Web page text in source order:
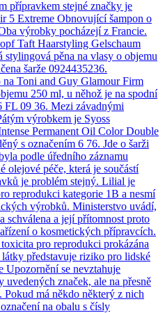
přípravkem stejné značky je
5 Extreme Obnovující šampon o
výrobky pocházejí z Francie.
Taft Haarstyling Gelschaum
pěna na vlasy o objemu
šarže 0924435236.
Toni and Guy Glamour Firm
250 ml, u něhož je na spodní
FL 09 36. Mezi závadnými
výrobkem je Syoss
Permanent Oil Color Double
s označením 6 76. Jde o šarži
podle úředního záznamu
olejové péče, která je součástí
je problém stejný. Lilial je
reprodukci kategorie 1B a nesmí
výrobků. Ministerstvo uvádí,
schválena a její přítomnost proto
o kosmetických přípravcích.
pro reprodukci prokázána
představuje riziko pro lidské
Upozornění se nevztahuje
značek, ale na přesně
má někdo některý z nich
na obalu s čísly